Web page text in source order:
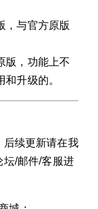
，与官方原版
版，功能上不
升级的。
续更新请在我
坛/邮件/客服进